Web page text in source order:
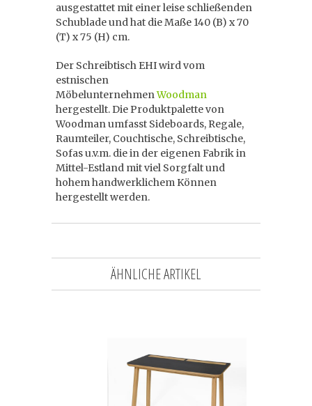
ausgestattet mit einer leise schließenden
Schublade und hat die Maße 140 (B) x 70
(T) x 75 (H) cm.
Der Schreibtisch EHI wird vom
estnischen
MöbelunternehmenWoodman
hergestellt. Die Produktpalette von
Woodman umfasst Sideboards, Regale,
Raumteiler, Couchtische, Schreibtische,
Sofas u.v.m. die in der eigenen Fabrik in
Mittel-Estland mit viel Sorgfalt und
hohem handwerklichem Können
hergestellt werden.
ÄHNLICHE ARTIKEL